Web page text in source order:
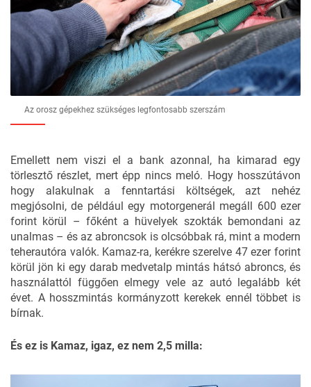
Az orosz gépekhez szükséges legfontosabb szerszám
Emellett nem viszi el a bank azonnal, ha kimarad egy
törlesztő részlet, mert épp nincs meló. Hogy hosszútávon
hogy alakulnak a fenntartási költségek, azt nehéz
megjósolni, de például egy motorgenerál megáll 600 ezer
forint körül – főként a hüvelyek szokták bemondani az
unalmas – és az abroncsok is olcsóbbak rá, mint a modern
teherautóra valók. Kamaz-ra, kerékre szerelve 47 ezer forint
körül jön ki egy darab medvetalp mintás hátsó abroncs, és
használattól függően elmegy vele az autó legalább két
évet. A hosszmintás kormányzott kerekek ennél többet is
bírnak.
És ez is Kamaz, igaz, ez nem 2,5 milla: